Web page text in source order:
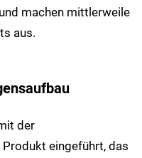
machen mittlerweile
aus.
der
eingeführt, das